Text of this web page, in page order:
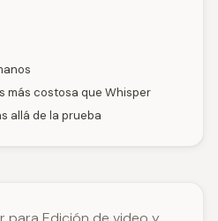
más costosa que Whisper
allá de la prueba